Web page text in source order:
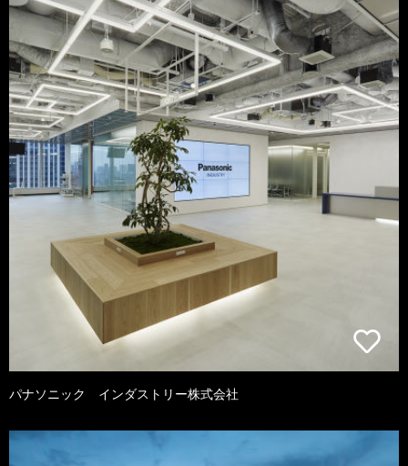
パナソニック インダストリー株式会社